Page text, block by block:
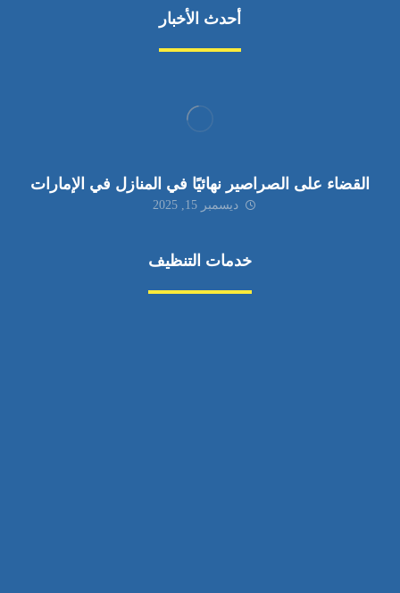
أحدث الأخبار
القضاء على الصراصير نهائيًا في المنازل في الإمارات
ديسمبر 15, 2025
خدمات التنظيف